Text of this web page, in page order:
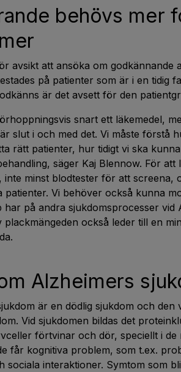
behövs mer
avsikt att ansöka om godkännande
på patienter som är i en tidig
är det avsett för den
snart ett läkemedel,
slut i och med det. Vi måste förstå
rätt patienter, hur tidigt vi ska
säger Kaj Blennow. För att
inte minst blodtester för att screena,
patienter. Vi behöver också kunna
har på andra sjukdomsprocesser vid
plackmängeden också leder till en
Alzheimers
är en dödlig sjukdom och den
Vid sjukdomen bildas det
förtvinar och dör, speciellt i de
får kognitiva problem, som t.ex.
sociala interaktioner. Symtom som